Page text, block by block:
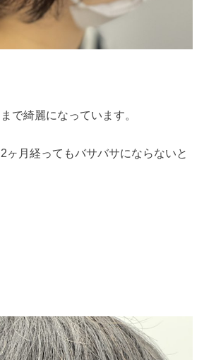
で綺麗になっています。
ヶ月経ってもバサバサにならないと